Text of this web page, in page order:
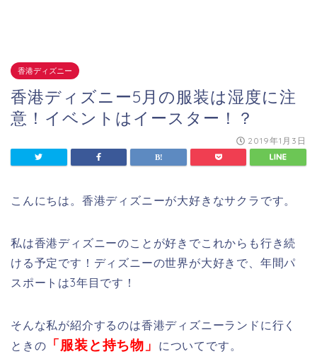
香港ディズニー
香港ディズニー5月の服装は湿度に注
意！イベントはイースター！？
2019年1月3日
こんにちは。香港ディズニーが大好きなサクラです。
私は香港ディズニーのことが好きでこれからも行き続
ける予定です！ディズニーの世界が大好きで、年間パ
スポートは3年目です！
そんな私が紹介するのは香港ディズニーランドに行く
ときの 「服装と持ち物」 についてです。